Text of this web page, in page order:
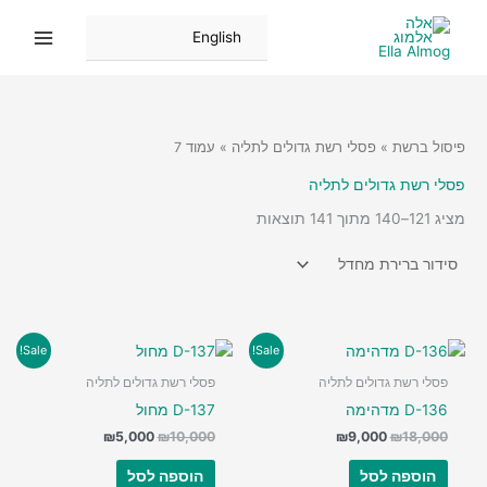
English
פיסול ברשת » פסלי רשת גדולים לתליה » עמוד 7
פסלי רשת גדולים לתליה
מציג 121–140 מתוך 141 תוצאות
Sale!
פסלי רשת גדולים לתליה
D-136 מדהימה
₪18,000
המחיר
היה:
₪9,000
המחיר
הוספה לסל
Sale!
פסלי רשת גדולים לתליה
D-137 מחול
₪10,000
המחיר
היה:
₪5,000
המחיר
הוספה לסל